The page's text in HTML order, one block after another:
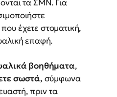
τα ΣΜΝ. Για
που έχετε στοματική,
επαφή.
βοηθήματα,
σωστά, σύμφωνα
πριν τα